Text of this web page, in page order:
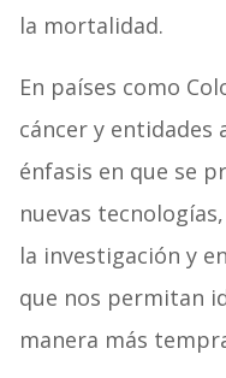
la mortalidad.
En países como
cáncer y entidades
énfasis en que se
nuevas
la investigación y
que nos permitan
manera más